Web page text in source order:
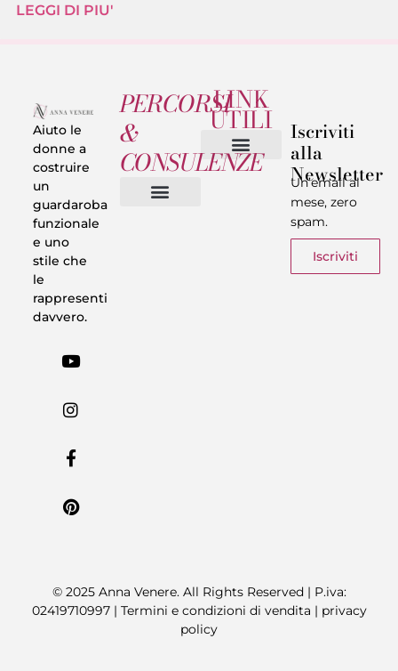
LEGGI DI PIU'
Aiuto le
donne a
costruire
un
guardaroba
funzionale
e uno
stile che
le
rappresenti
davvero.
PERCORSI
&
CONSULENZE
LINK
UTILI Iscriviti
alla
Newsletter
Un’email al
mese, zero
spam.
Iscriviti
© 2025 Anna Venere. All Rights Reserved | P.iva:
02419710997 | Termini e condizioni di vendita | privacy
policy